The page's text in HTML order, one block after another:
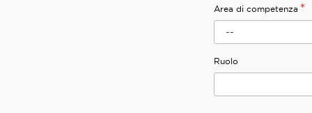
Area di competenza *
--
Ruolo